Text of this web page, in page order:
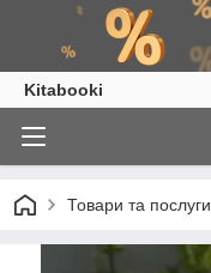
Kitabooki
Товари та послуги